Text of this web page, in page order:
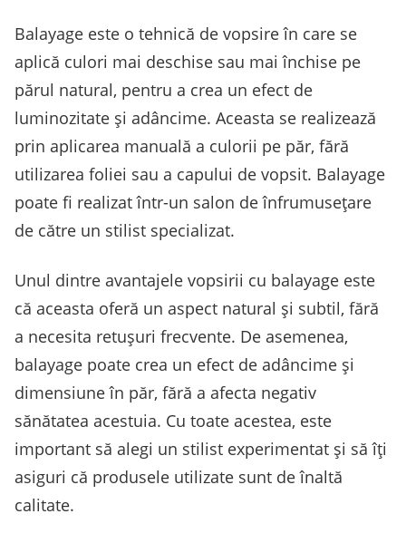
Balayage este o tehnică de vopsire în care se
aplică culori mai deschise sau mai închise pe
părul natural, pentru a crea un efect de
luminozitate și adâncime. Aceasta se realizează
prin aplicarea manuală a culorii pe păr, fără
utilizarea foliei sau a capului de vopsit. Balayage
poate fi realizat într-un salon de înfrumusețare
de către un stilist specializat.
Unul dintre avantajele vopsirii cu balayage este
că aceasta oferă un aspect natural și subtil, fără
a necesita retușuri frecvente. De asemenea,
balayage poate crea un efect de adâncime și
dimensiune în păr, fără a afecta negativ
sănătatea acestuia. Cu toate acestea, este
important să alegi un stilist experimentat și să îți
asiguri că produsele utilizate sunt de înaltă
calitate.